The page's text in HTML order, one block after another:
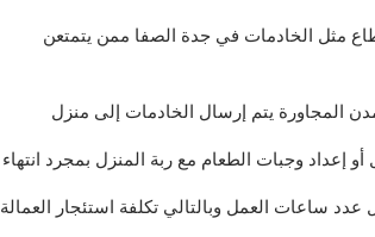
مثل الخادمات في جدة الصفا ممن يتمتعن
المجاورة يتم إرسال الخادمات إلى منزل
إعداد وجبات الطعام مع ربة المنزل بمجرد انتهاء
ساعات العمل وبالتالي تكلفة استئجار العمالة